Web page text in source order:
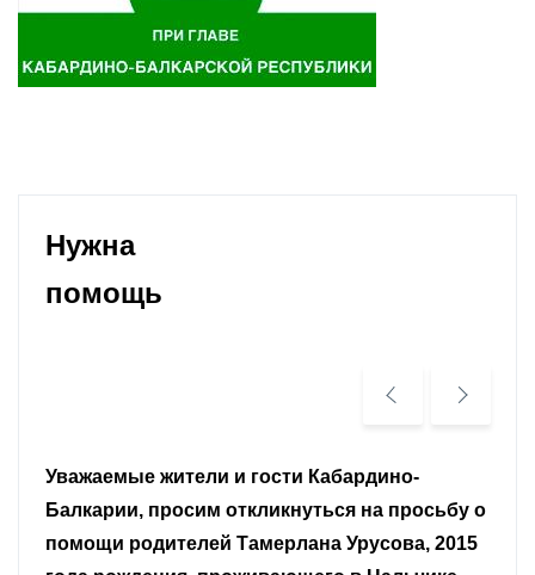
Нужна
помощь
Уважаемые земляки и все неравнодушные
граждане.